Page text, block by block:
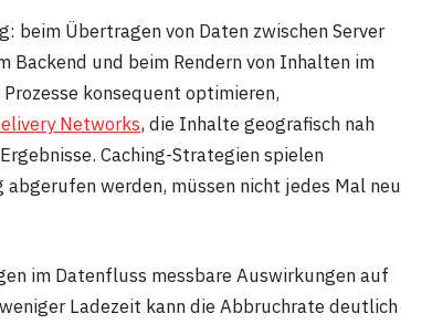
beim Übertragen von Daten zwischen Server
Backend und beim Rendern von Inhalten im
konsequent optimieren,
Networks, die Inhalte geografisch nah
Caching-Strategien spielen
werden, müssen nicht jedes Mal neu
im Datenfluss messbare Auswirkungen auf
Ladezeit kann die Abbruchrate deutlich